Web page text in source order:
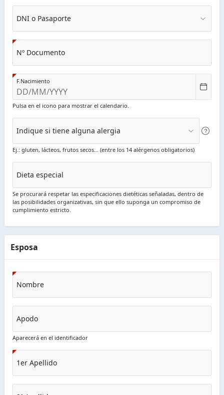
DNI o Pasaporte
Nº Documento
F.Nacimiento
Pulsa en el icono para mostrar el calendario.
Indique si tiene alguna alergia
Ej.: gluten, lácteos, frutos secos… (entre los 14 alérgenos obligatorios)
Dieta especial
Se procurará respetar las especificaciones dietéticas señaladas, dentro de
las posibilidades organizativas, sin que ello suponga un compromiso de
cumplimiento estricto.
Esposa
Nombre
Apodo
Aparecerá en el identificador
1er Apellido